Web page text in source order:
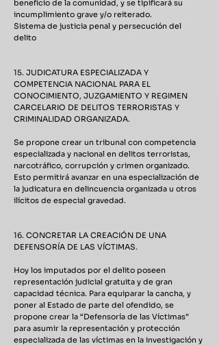
beneficio de la comunidad, y se tipificará su
incumplimiento grave y/o reiterado.
Sistema de justicia penal y persecución del
delito
15. JUDICATURA ESPECIALIZADA Y
COMPETENCIA NACIONAL PARA EL
CONOCIMIENTO, JUZGAMIENTO Y REGIMEN
CARCELARIO DE DELITOS TERRORISTAS Y
CRIMINALIDAD ORGANIZADA.
Se propone crear un tribunal con competencia
especializada y nacional en delitos terroristas,
narcotráfico, corrupción y crimen organizado.
Esto permitirá avanzar en una especialización de
la judicatura en delincuencia organizada u otros
ilícitos de especial gravedad.
16. CONCRETAR LA CREACIÓN DE UNA
DEFENSORÍA DE LAS VÍCTIMAS.
Hoy los imputados por el delito poseen
representación judicial gratuita y de gran
capacidad técnica. Para equiparar la cancha, y
poner al Estado de parte del ofendido, se
propone crear la “Defensoría de las Víctimas”
para asumir la representación y protección
especializada de las víctimas en la investigación y